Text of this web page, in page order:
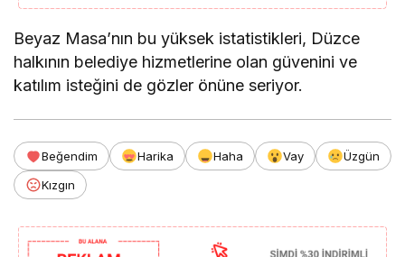
Beyaz Masa’nın bu yüksek istatistikleri, Düzce
halkının belediye hizmetlerine olan güvenini ve
katılım isteğini de gözler önüne seriyor.
Beğendim Harika Haha Vay
Üzgün
Kızgın